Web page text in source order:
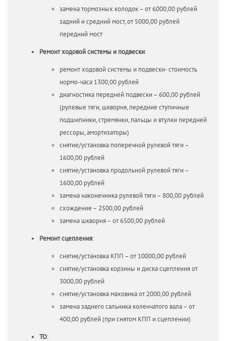
замена тормозных колодок – от 6000,00 рублей
задний и средний мост, от 5000,00 рублей
передний мост
Ремонт ходовой системы и подвески:
ремонт ходовой системы и подвески- стоимость
нормо-часа 1300,00 рублей
диагностика передней подвески – 600,00 рублей
(рулевые тяги, шкворня, передние ступичные
подшипники, стремянки, пальцы и втулки передней
рессоры, амортизаторы)
снятие/установка поперечной рулевой тяги –
1600,00 рублей
снятие/установка продольной рулевой тяги –
1600,00 рублей
замена наконечника рулевой тяги – 800,00 рублей
схождение – 2500,00 рублей
замена шкворня – от 6500,00 рублей
Ремонт сцепления:
снятие/установка КПП – от 10000,00 рублей
снятие/установка корзины и диска сцепления от
3000,00 рублей
снятие/установка маховика от 2000,00 рублей
замена заднего сальника коленчатого вала – от
400,00 рублей (при снятом КПП и сцеплении)
ТО: